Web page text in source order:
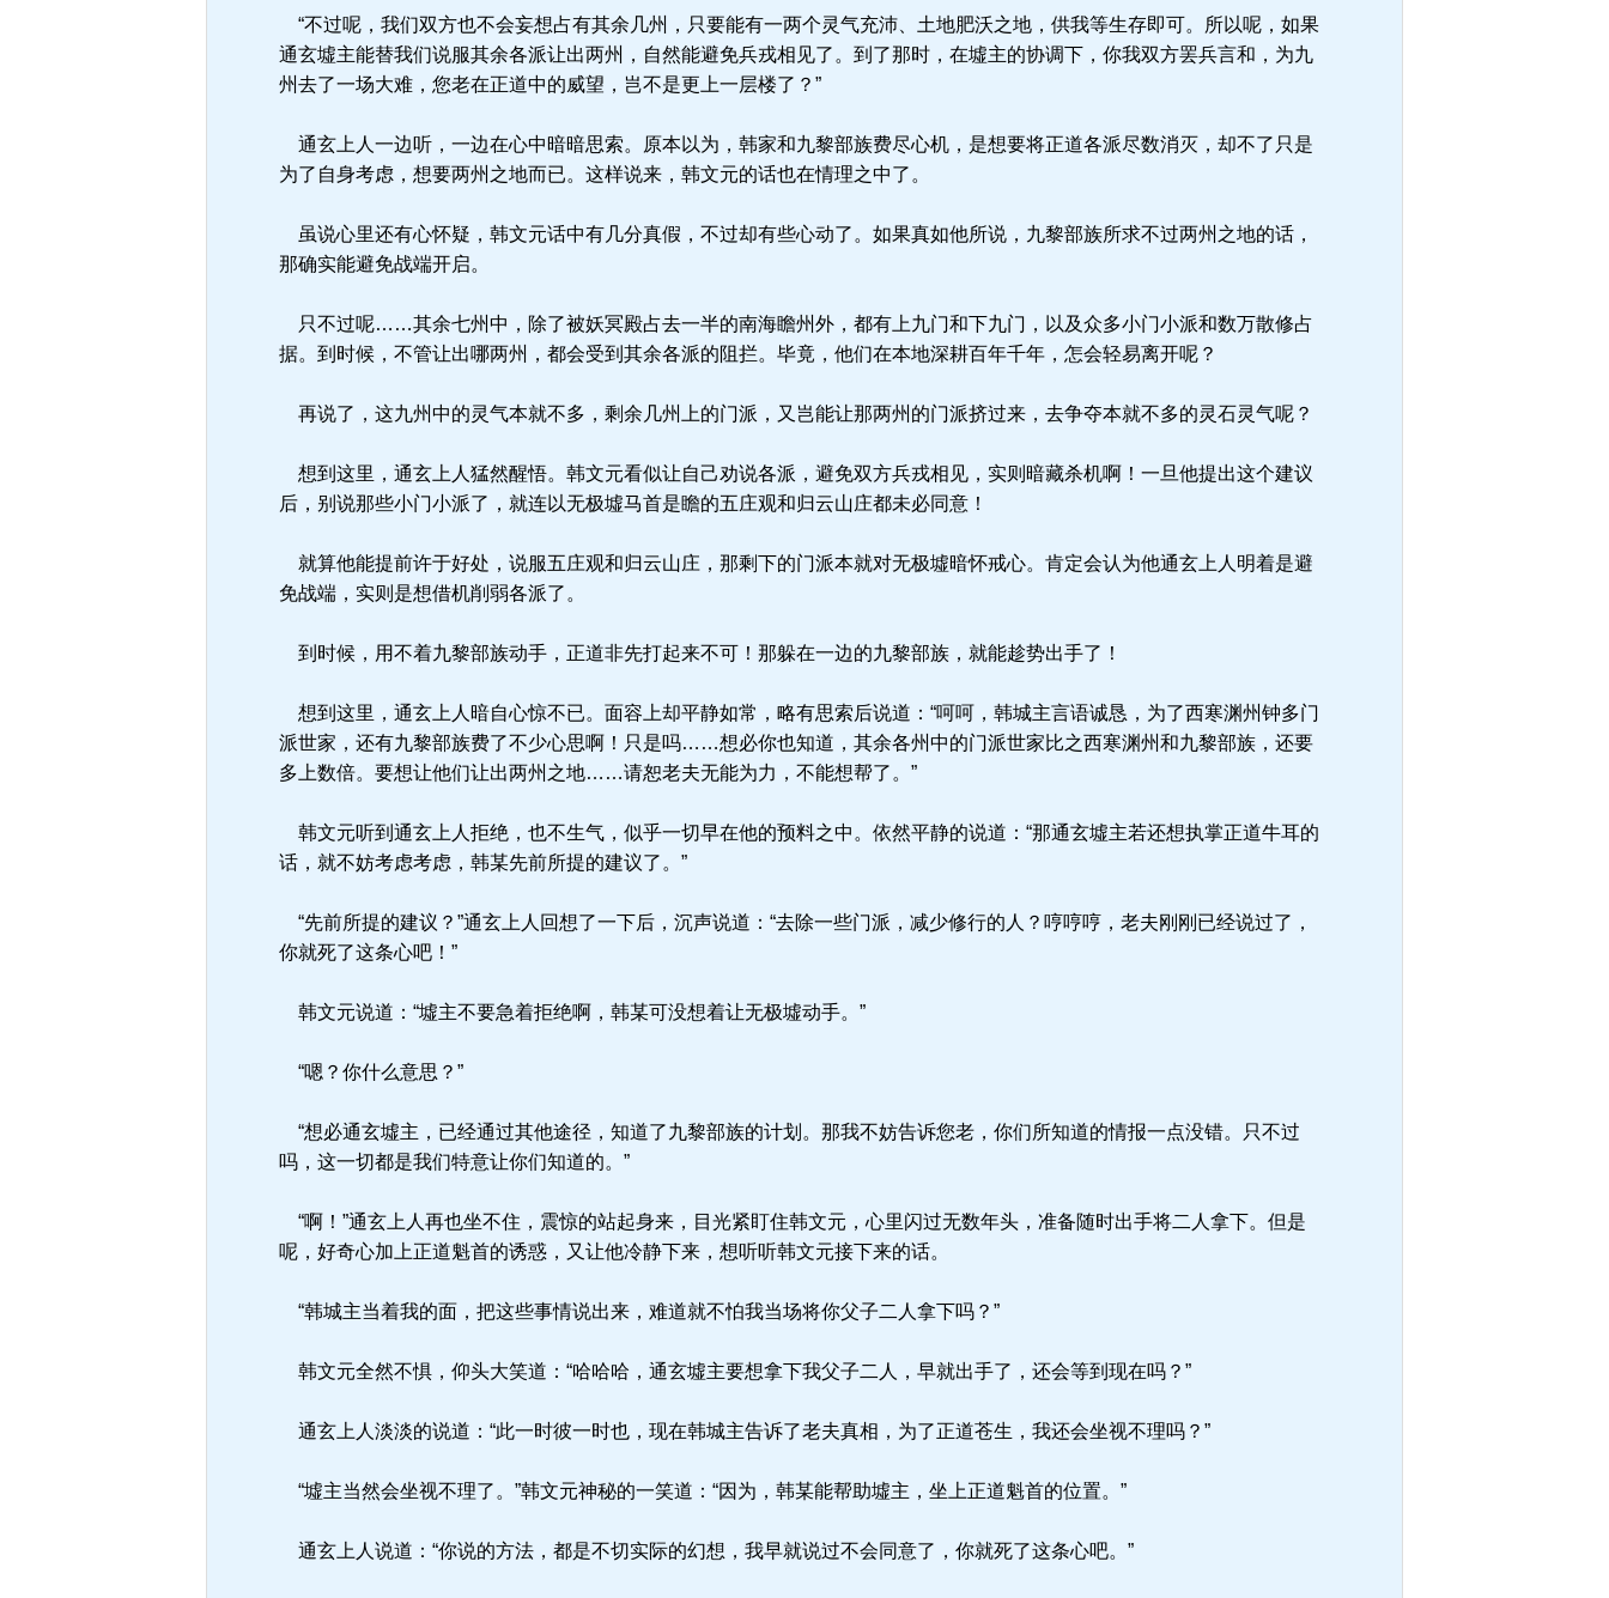
“不过呢，我们双方也不会妄想占有其余几州，只要能有一两个灵气充沛、土地肥沃之地，供我等生存即可。所以呢，如果
通玄墟主能替我们说服其余各派让出两州，自然能避免兵戎相见了。到了那时，在墟主的协调下，你我双方罢兵言和，为九
州去了一场大难，您老在正道中的威望，岂不是更上一层楼了？”
通玄上人一边听，一边在心中暗暗思索。原本以为，韩家和九黎部族费尽心机，是想要将正道各派尽数消灭，却不了只是
为了自身考虑，想要两州之地而已。这样说来，韩文元的话也在情理之中了。
虽说心里还有心怀疑，韩文元话中有几分真假，不过却有些心动了。如果真如他所说，九黎部族所求不过两州之地的话，
那确实能避免战端开启。
只不过呢……其余七州中，除了被妖冥殿占去一半的南海瞻州外，都有上九门和下九门，以及众多小门小派和数万散修占
据。到时候，不管让出哪两州，都会受到其余各派的阻拦。毕竟，他们在本地深耕百年千年，怎会轻易离开呢？
再说了，这九州中的灵气本就不多，剩余几州上的门派，又岂能让那两州的门派挤过来，去争夺本就不多的灵石灵气呢？
想到这里，通玄上人猛然醒悟。韩文元看似让自己劝说各派，避免双方兵戎相见，实则暗藏杀机啊！一旦他提出这个建议
后，别说那些小门小派了，就连以无极墟马首是瞻的五庄观和归云山庄都未必同意！
就算他能提前许于好处，说服五庄观和归云山庄，那剩下的门派本就对无极墟暗怀戒心。肯定会认为他通玄上人明着是避
免战端，实则是想借机削弱各派了。
到时候，用不着九黎部族动手，正道非先打起来不可！那躲在一边的九黎部族，就能趁势出手了！
想到这里，通玄上人暗自心惊不已。面容上却平静如常，略有思索后说道：“呵呵，韩城主言语诚恳，为了西寒渊州钟多门
派世家，还有九黎部族费了不少心思啊！只是吗……想必你也知道，其余各州中的门派世家比之西寒渊州和九黎部族，还要
多上数倍。要想让他们让出两州之地……请恕老夫无能为力，不能想帮了。”
韩文元听到通玄上人拒绝，也不生气，似乎一切早在他的预料之中。依然平静的说道：“那通玄墟主若还想执掌正道牛耳的
话，就不妨考虑考虑，韩某先前所提的建议了。”
“先前所提的建议？”通玄上人回想了一下后，沉声说道：“去除一些门派，减少修行的人？哼哼哼，老夫刚刚已经说过了，
你就死了这条心吧！”
韩文元说道：“墟主不要急着拒绝啊，韩某可没想着让无极墟动手。”
“嗯？你什么意思？”
“想必通玄墟主，已经通过其他途径，知道了九黎部族的计划。那我不妨告诉您老，你们所知道的情报一点没错。只不过
吗，这一切都是我们特意让你们知道的。”
“啊！”通玄上人再也坐不住，震惊的站起身来，目光紧盯住韩文元，心里闪过无数年头，准备随时出手将二人拿下。但是
呢，好奇心加上正道魁首的诱惑，又让他冷静下来，想听听韩文元接下来的话。
“韩城主当着我的面，把这些事情说出来，难道就不怕我当场将你父子二人拿下吗？”
韩文元全然不惧，仰头大笑道：“哈哈哈，通玄墟主要想拿下我父子二人，早就出手了，还会等到现在吗？”
通玄上人淡淡的说道：“此一时彼一时也，现在韩城主告诉了老夫真相，为了正道苍生，我还会坐视不理吗？”
“墟主当然会坐视不理了。”韩文元神秘的一笑道：“因为，韩某能帮助墟主，坐上正道魁首的位置。”
通玄上人说道：“你说的方法，都是不切实际的幻想，我早就说过不会同意了，你就死了这条心吧。”